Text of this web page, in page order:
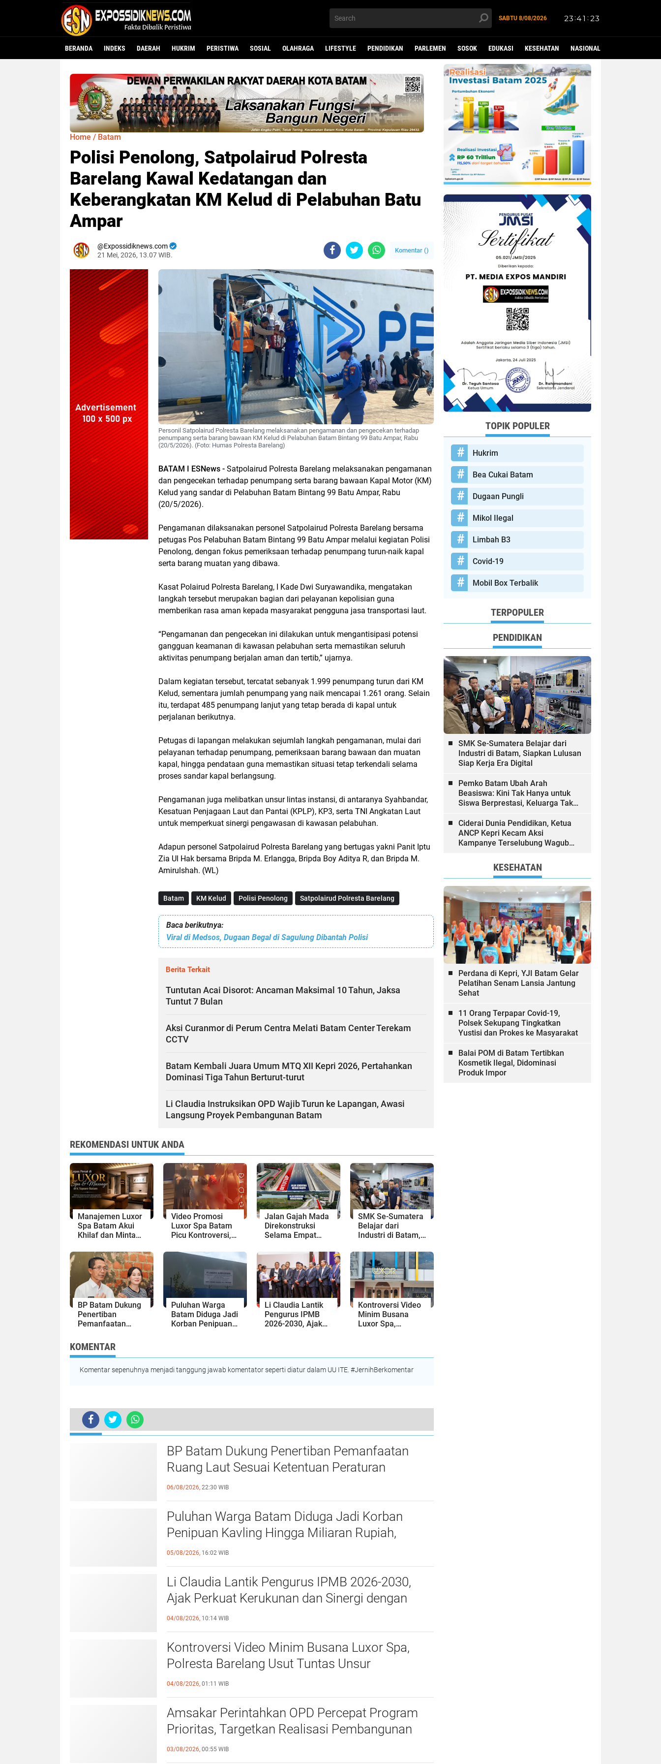
SABTU 8/08/2026
BERANDA INDEKS DAERAH HUKRIM PERISTIWA SOSIAL OLAHRAGA LIFESTYLE PENDIDIKAN PARLEMEN SOSOK EDUKASI KESEHATAN NASIONAL
Home / Batam
Polisi Penolong, Satpolairud Polresta
Barelang Kawal Kedatangan dan
Keberangkatan KM Kelud di Pelabuhan Batu
Ampar
Expossidiknews.com
21 Mei, 2026, 13.07 WIB.
Komentar ()
Personil Satpolairud Polresta Barelang melaksanakan pengamanan dan pengecekan terhadap
penumpang serta barang bawaan KM Kelud di Pelabuhan Batam Bintang 99 Batu Ampar, Rabu
(20/5/2026). (Foto: Humas Polresta Barelang)
BATAM I ESNews - Satpolairud Polresta Barelang melaksanakan pengamanan
dan pengecekan terhadap penumpang serta barang bawaan Kapal Motor (KM)
Kelud yang sandar di Pelabuhan Batam Bintang 99 Batu Ampar, Rabu
(20/5/2026).
Pengamanan dilaksanakan personel Satpolairud Polresta Barelang bersama
petugas Pos Pelabuhan Batam Bintang 99 Batu Ampar melalui kegiatan Polisi
Penolong, dengan fokus pemeriksaan terhadap penumpang turun-naik kapal
serta barang muatan yang dibawa.
Kasat Polairud Polresta Barelang, I Kade Dwi Suryawandika, mengatakan
langkah tersebut merupakan bagian dari pelayanan kepolisian guna
memberikan rasa aman kepada masyarakat pengguna jasa transportasi laut.
“Pengamanan dan pengecekan ini dilakukan untuk mengantisipasi potensi
gangguan keamanan di kawasan pelabuhan serta memastikan seluruh
aktivitas penumpang berjalan aman dan tertib,” ujarnya.
Dalam kegiatan tersebut, tercatat sebanyak 1.999 penumpang turun dari KM
Kelud, sementara jumlah penumpang yang naik mencapai 1.261 orang. Selain
itu, terdapat 485 penumpang lanjut yang tetap berada di kapal untuk
perjalanan berikutnya.
Petugas di lapangan melakukan sejumlah langkah pengamanan, mulai dari
pelayanan terhadap penumpang, pemeriksaan barang bawaan dan muatan
kapal, hingga pendataan guna memastikan situasi tetap terkendali selama
proses sandar kapal berlangsung.
Pengamanan juga melibatkan unsur lintas instansi, di antaranya Syahbandar,
Kesatuan Penjagaan Laut dan Pantai (KPLP), KP3, serta TNI Angkatan Laut
untuk memperkuat sinergi pengawasan di kawasan pelabuhan.
Adapun personel Satpolairud Polresta Barelang yang bertugas yakni Panit Iptu
Zia Ul Hak bersama Bripda M. Erlangga, Bripda Boy Aditya R, dan Bripda M.
Amirulshah. (WL)
Batam KM Kelud Polisi Penolong Satpolairud Polresta Barelang
Baca berikutnya:
Viral di Medsos, Dugaan Begal di Sagulung Dibantah Polisi
Berita Terkait
Tuntutan Acai Disorot: Ancaman Maksimal 10 Tahun, Jaksa
Tuntut 7 Bulan
Aksi Curanmor di Perum Centra Melati Batam Center Terekam
CCTV
Batam Kembali Juara Umum MTQ XII Kepri 2026, Pertahankan
Dominasi Tiga Tahun Berturut-turut
Li Claudia Instruksikan OPD Wajib Turun ke Lapangan, Awasi
Langsung Proyek Pembangunan Batam
REKOMENDASI UNTUK ANDA
Manajemen Luxor
Spa Batam Akui
Khilaf dan Minta
Langsung Di-
Takedown
Video Promosi
Luxor Spa Batam
Picu Kontroversi,
Sensual
Jalan Gajah Mada
Direkonstruksi
Selama Empat
Rekayasa Lalu
Lintasnya
SMK Se-Sumatera
Belajar dari
Industri di Batam,
Siap Kerja Era
Digital
BP Batam Dukung
Penertiban
Pemanfaatan
Ketentuan
Peraturan
Perundang-
undangan
Puluhan Warga
Batam Diduga Jadi
Korban Penipuan
Kepri Jalan di
Tempat?
Li Claudia Lantik
Pengurus IPMB
2026-2030, Ajak
Batam
Kontroversi Video
Minim Busana
Luxor Spa,
Hukum
KOMENTAR
Komentar sepenuhnya menjadi tanggung jawab komentator seperti diatur dalam UU ITE. #JernihBerkomentar
Polisi Penolong, Satpolairud Polresta Barelang Kawal Kedatangan dan Keberangkatan KM Kelud di Pelabuhan Batu Ampar
TERKINI
BP Batam Dukung Penertiban Pemanfaatan
Ruang Laut Sesuai Ketentuan Peraturan
Perundang-undangan
06/08/2026, 22:30 WIB
Puluhan Warga Batam Diduga Jadi Korban
Penipuan Kavling Hingga Miliaran Rupiah,
Laporan ke Polda Kepri Jalan di Tempat?
05/08/2026, 16:02 WIB
Li Claudia Lantik Pengurus IPMB 2026-2030,
Ajak Perkuat Kerukunan dan Sinergi dengan
Pemko Batam
04/08/2026, 10:14 WIB
Kontroversi Video Minim Busana Luxor Spa,
Polresta Barelang Usut Tuntas Unsur
Pelanggaran Hukum
04/08/2026, 01:11 WIB
Amsakar Perintahkan OPD Percepat Program
Prioritas, Targetkan Realisasi Pembangunan
Lampaui 50 Persen
03/08/2026, 00:55 WIB
TOPIK POPULER
Hukrim
Bea Cukai Batam
Dugaan Pungli
Mikol Ilegal
Limbah B3
Covid-19
Mobil Box Terbalik
TERPOPULER
PENDIDIKAN
SMK Se-Sumatera Belajar dari
Industri di Batam, Siapkan Lulusan
Siap Kerja Era Digital
Pemko Batam Ubah Arah
Beasiswa: Kini Tak Hanya untuk
Siswa Berprestasi, Keluarga Tak
Dibiayai
Ciderai Dunia Pendidikan, Ketua
ANCP Kepri Kecam Aksi
Kampanye Terselubung Wagub
KESEHATAN
Perdana di Kepri, YJI Batam Gelar
Pelatihan Senam Lansia Jantung
Sehat
11 Orang Terpapar Covid-19,
Polsek Sekupang Tingkatkan
Yustisi dan Prokes ke Masyarakat
Balai POM di Batam Tertibkan
Kosmetik Ilegal, Didominasi
Produk Impor